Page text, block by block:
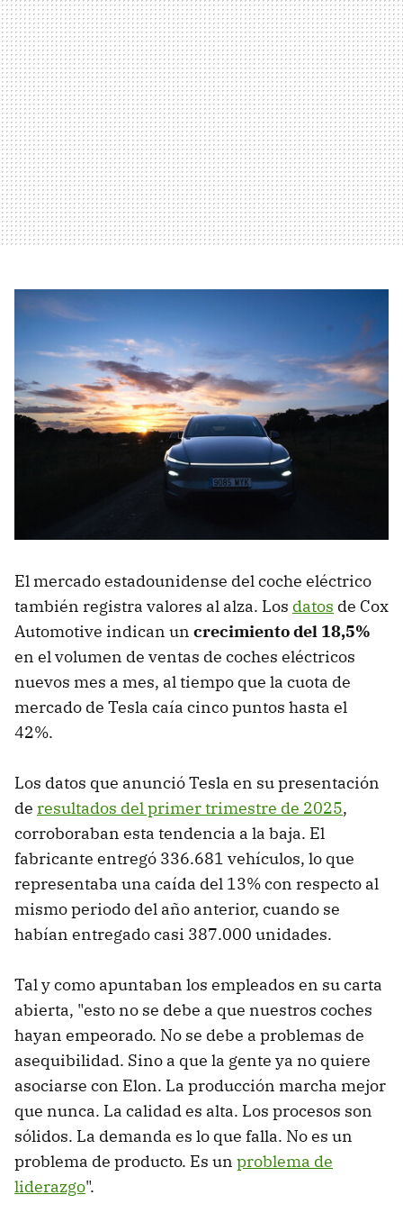
El mercado estadounidense del coche eléctrico
también registra valores al alza. Los datos de Cox
Automotive indican un crecimiento del 18,5%
en el volumen de ventas de coches eléctricos
nuevos mes a mes, al tiempo que la cuota de
mercado de Tesla caía cinco puntos hasta el
42%.
Los datos que anunció Tesla en su presentación
de resultados del primer trimestre de 2025,
corroboraban esta tendencia a la baja. El
fabricante entregó 336.681 vehículos, lo que
representaba una caída del 13% con respecto al
mismo periodo del año anterior, cuando se
habían entregado casi 387.000 unidades.
Tal y como apuntaban los empleados en su carta
abierta, "esto no se debe a que nuestros coches
hayan empeorado. No se debe a problemas de
asequibilidad. Sino a que la gente ya no quiere
asociarse con Elon. La producción marcha mejor
que nunca. La calidad es alta. Los procesos son
sólidos. La demanda es lo que falla. No es un
problema de producto. Es un problema de
liderazgo".